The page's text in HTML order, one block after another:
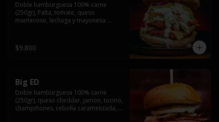
Doble hamburguesa 100% carne
(250gr), Palta, tomate, queso
mantecoso, lechuga y mayonesa
$9.800
Big ED
Doble hamburguesa 100% carne
(250gr), queso cheddar, jamon, tocino,
champiñones, cebolla caramelizada,